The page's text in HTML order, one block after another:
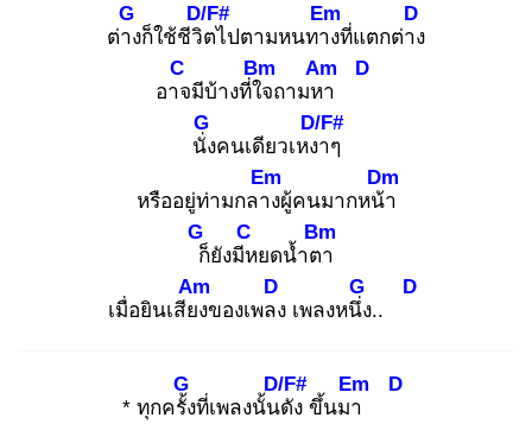
ต่าง
G
ก็ใช้ชีวิต
D/F#
ไปตามหนทาง
Em
ที่แตกต่าง
D
อาจ
C
มีบ้างที่ใจ
Bm
ถามหา
Am D
นั่ง
G
คนเดียวเหงา
D/F#
ๆ
หรืออยู่ท่ามกลาง
Em
ผู้คนมากหน้า
Dm
ก็
G
ยังมีห
C
ยดน้ำตา
Bm
เมื่อยินเสียง
Am
ของเพลง
D
เพลงหนึ่ง
G
..
D
* ทุกครั้ง
G
ที่เพลงนั้นดั
D/F#
ง ขึ้นมา
Em D